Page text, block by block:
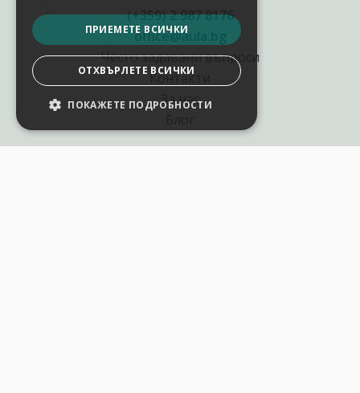
(+359) 2 987 8176
office@aula.bg
Често задавани въпроси
Контакти
За нас
ПРИЕМЕТЕ ВСИЧКИ
ОТХВЪРЛЕТЕ ВСИЧКИ
ПОКАЖЕТЕ ПОДРОБНОСТИ